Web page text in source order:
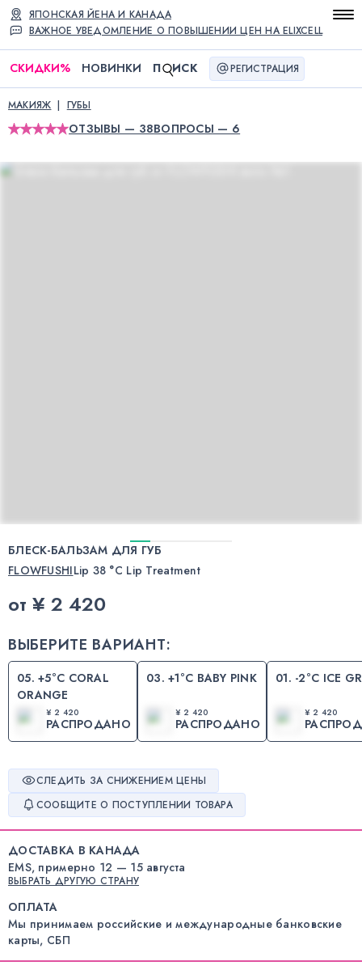
ВАЖНОЕ УВЕДОМЛЕНИЕ О ПОВЫШЕНИИ ЦЕН НА ELIXCELL
ЯПОНСКАЯ ЙЕНА И КАНАДА
СКИДКИ% НОВИНКИ П ИСК РЕГИСТРАЦИЯ
МАКИЯЖ ГУБЫ
ОТЗЫВЫ — 38ВОПРОСЫ — 6
БЛЕСК-БАЛЬЗАМ ДЛЯ ГУБ
FLOWFUSHILip 38 °C Lip Treatment
от ¥ 2 420
ВЫБЕРИТЕ ВАРИАНТ:
05. +5°С CORAL
ORANGE
¥ 2 420
РАСПРОДАНО
03. +1°С BABY PINK
¥ 2 420
РАСПРОДАНО
01. -2°C ICE
¥ 2 420
СЛЕДИТЬ ЗА СНИЖЕНИЕМ ЦЕНЫ
СООБЩИТЕ О ПОСТУПЛЕНИИ ТОВАРА
ДОСТАВКА В КАНАДА
EMS, примерно 12 — 15 августа
ВЫБРАТЬ ДРУГУЮ СТРАНУ
ОПЛАТА
Мы принимаем российские и международные банковские
карты, СБП